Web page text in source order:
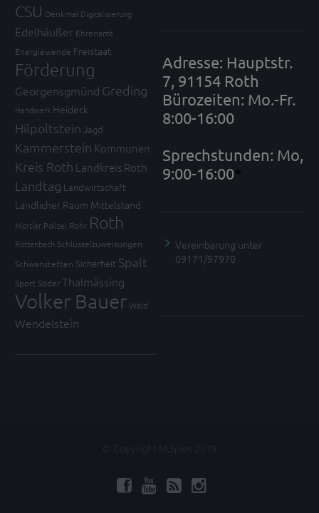
CSU Denkmal Digitalisierung
Edelhäußer Ehrenamt
Energiewende Freistaat
Förderung
Georgensgmünd Greding
Handwerk Heideck
Hilpoltstein Jagd
Kammerstein Kommunen
Kreis Roth Landkreis Roth
Landtag Landwirtschaft
Ländlicher Raum Mittelstand
Mortler Polizei Rohr Roth
Röttenbach Schlüsselzuweisungen
Schwanstetten Sicherheit Spalt
Sport SöderThalmässing
Volker BauerWald
Wendelstein
Adresse: Hauptstr.
7, 91154 Roth
Bürozeiten: Mo.-Fr.
8:00-16:00
Sprechstunden: Mo,
9:00-16:00*
Vereinbarung unter
09171/97970